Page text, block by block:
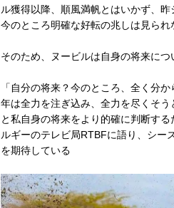
ル獲得以降、順風満帆とはいかず、
今のところ明確な好転の兆しは見られ
そのため、ヌービルは自身の将来に
「自分の将来？今のところ、全く分
年は全力を注ぎ込み、全力を尽くそ
と私自身の将来をより的確に判断す
ルギーのテレビ局RTBFに語り、シー
を期待している